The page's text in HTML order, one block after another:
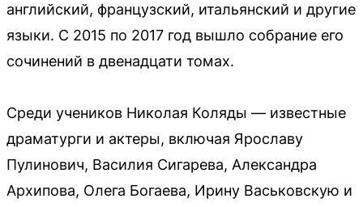
английский, французский, итальянский и другие
языки. С 2015 по 2017 год вышло собрание его
сочинений в двенадцати томах.
Среди учеников Николая Коляды — известные
драматурги и актеры, включая Ярославу
Пулинович, Василия Сигарева, Александра
Архипова, Олега Богаева, Ирину Васьковскую и